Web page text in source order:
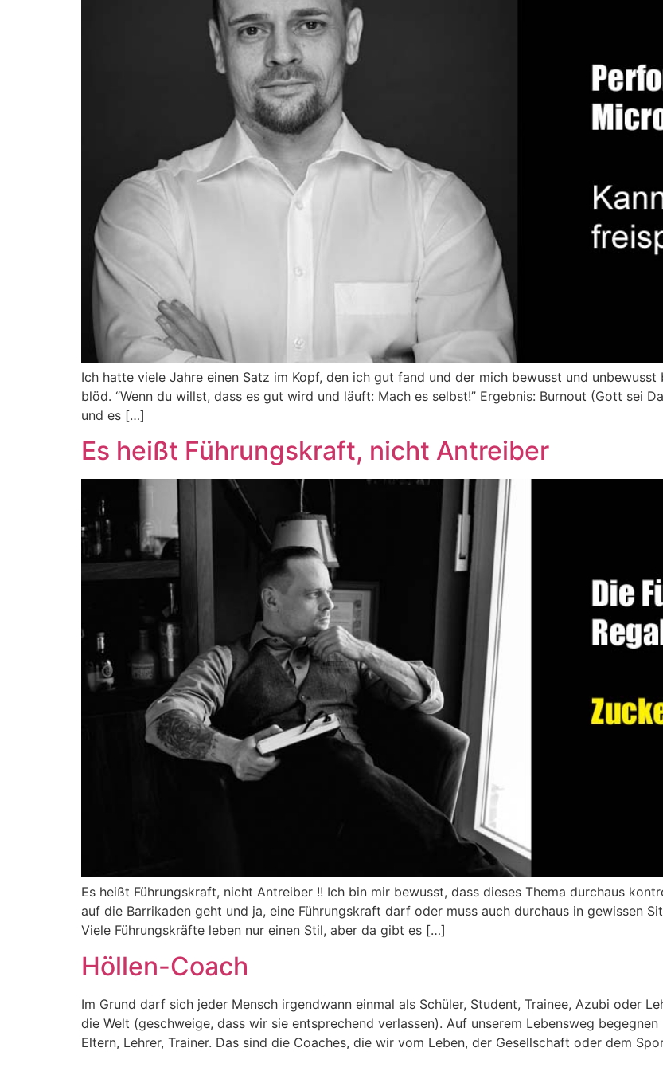
Ich hatte viele Jahre einen Satz im Kopf, den ich gut fand und der mich bewusst und
blöd. “Wenn du willst, dass es gut wird und läuft: Mach es selbst!” Ergebnis: Burnout (Gott sei
und es […]
Es heißt Führungskraft, nicht Antreiber
Es heißt Führungskraft, nicht Antreiber !! Ich bin mir bewusst, dass dieses Thema durchaus
auf die Barrikaden geht und ja, eine Führungskraft darf oder muss auch durchaus in gewissen
Viele Führungskräfte leben nur einen Stil, aber da gibt es […]
Höllen-Coach
Im Grund darf sich jeder Mensch irgendwann einmal als Schüler, Student, Trainee, Azubi oder
die Welt (geschweige, dass wir sie entsprechend verlassen). Auf unserem Lebensweg
Eltern, Lehrer, Trainer. Das sind die Coaches, die wir vom Leben, der Gesellschaft oder dem